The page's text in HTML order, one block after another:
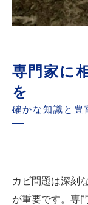
専門家に
を
確かな知識と豊
カビ問題は深刻
が重要です。専